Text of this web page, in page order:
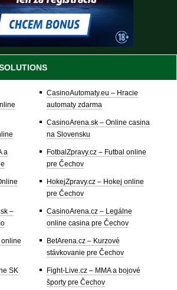
a
–
SK
CasinoAutomaty.eu – Hracie
automaty zdarma
CasinoArena.sk – Online casina
na Slovensku
FotbalZpravy.cz – Futbal online
pre Čechov
HokejZpravy.cz – Hokej online
pre Čechov
CasinoArena.cz – Legálne
online casina pre Čechov
BetArena.cz – Kurzové
stávkovanie pre Čechov
Fight-Live.cz – MMA a bojové
športy pre Čechov